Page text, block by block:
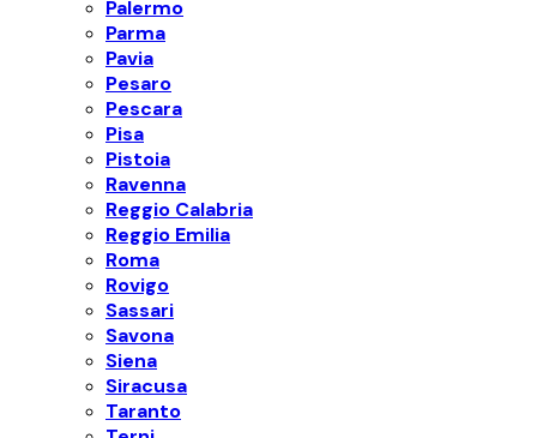
Palermo
Parma
Pavia
Pesaro
Pescara
Pisa
Pistoia
Ravenna
Reggio Calabria
Reggio Emilia
Roma
Rovigo
Sassari
Savona
Siena
Siracusa
Taranto